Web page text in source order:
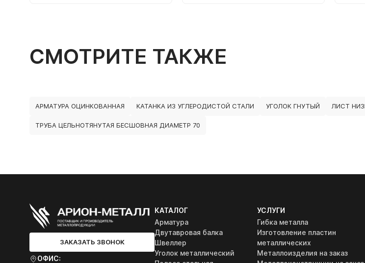
СМОТРИТЕ ТАКЖЕ
АРМАТУРА ОЦИНКОВАННАЯ КАТАНКА ИЗ УГЛЕРОДИСТОЙ СТАЛИ УГОЛОК ГНУТЫЙ ЛИСТ
ТРУБА ЦЕЛЬНОТЯНУТАЯ БЕСШОВНАЯ ДИАМЕТР 70
ЗАКАЗАТЬ ЗВОНОК
ОФИС:
КАТАЛОГ
Арматура
Двутавровая балка
Швеллер
Уголок металлический
УСЛУГИ
Гибка металла
Изготовление пластин
металлических
Металлоизделия на заказ